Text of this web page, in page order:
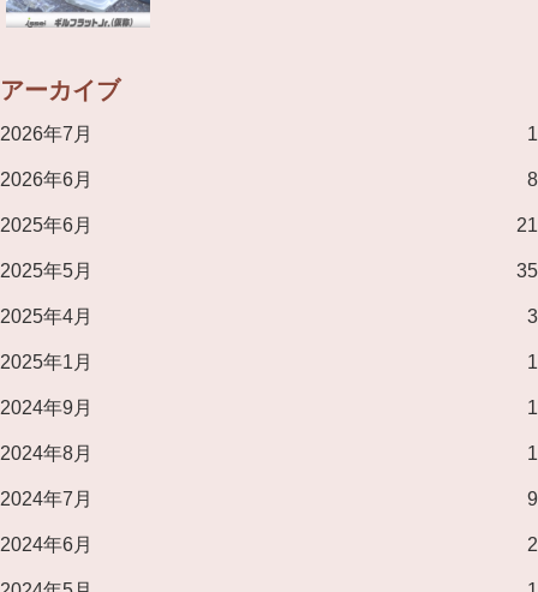
アーカイブ
2026年7月 1
2026年6月 8
2025年6月 21
2025年5月 35
2025年4月 3
2025年1月 1
2024年9月 1
2024年8月 1
2024年7月 9
2024年6月 2